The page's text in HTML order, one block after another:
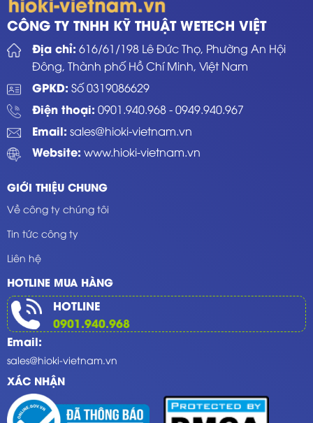
CÔNG TY TNHH KỸ THUẬT WETECH VIỆT
Địa chỉ: 616/61/198 Lê Đức Thọ, Phường An Hội
Đông, Thành phố Hồ Chí Minh, Việt Nam
GPKD: Số 0319086629
Điện thoại: 0901.940.968-0949.940.967
Email: sales@hioki-vietnam.vn
Website: www.hioki-vietnam.vn
GIỚI THIỆU CHUNG
Về công ty chúng tôi
Tin tức công ty
Liên hệ
HOTLINE MUA HÀNG
HOTLINE
0901.940.968
Email:
sales@hioki-vietnam.vn
XÁC NHẬN